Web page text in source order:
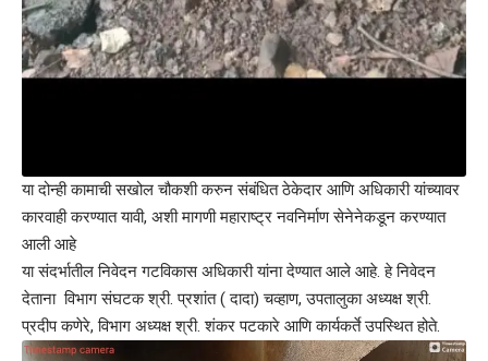
या दोन्ही कामाची सखोल चौकशी करुन संबंधित ठेकेदार आणि अधिकारी यांच्यावर
कारवाही करण्यात यावी, अशी मागणी महाराष्ट्र नवनिर्माण सेनेनेकडून करण्यात
आली आहे
या संदर्भातील निवेदन गटविकास अधिकारी यांना देण्यात आले आहे. हे निवेदन
देताना विभाग संघटक श्री. प्रशांत ( दादा) चव्हाण, उपतालुका अध्यक्ष श्री.
प्रदीप कणेरे, विभाग अध्यक्ष श्री. शंकर पटकारे आणि कार्यकर्ते उपस्थित होते.